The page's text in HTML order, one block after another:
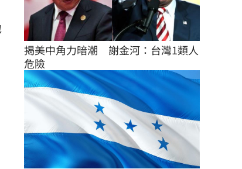
揭美中角力暗潮　謝金河：台灣1類人
危險